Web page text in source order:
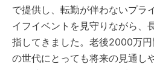
で提供し、転勤が伴わないプラ
イフイベントを見守りながら、
指してきました。老後2000万
の世代にとっても将来の見通し